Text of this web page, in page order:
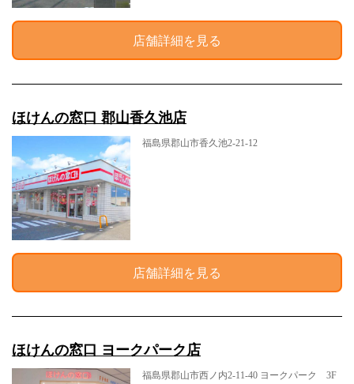
店舗詳細を見る
ほけんの窓口 郡山香久池店
福島県郡山市香久池2-21-12
店舗詳細を見る
ほけんの窓口 ヨークパーク店
福島県郡山市西ノ内2-11-40 ヨークパーク 3F